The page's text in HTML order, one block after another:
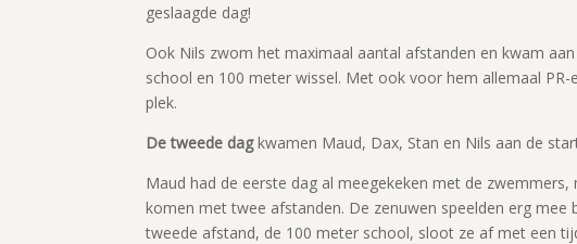
geslaagde dag!
Ook Nils zwom het maximaal aantal afstanden en kwam
school en 100 meter wissel. Met ook voor hem allemaal
plek.
De tweede dagkwamen Maud, Dax, Stan en Nils aan de
Maud had de eerste dag al meegekeken met de
komen met twee afstanden. De zenuwen speelden erg
tweede afstand, de 100 meter school, sloot ze af met een